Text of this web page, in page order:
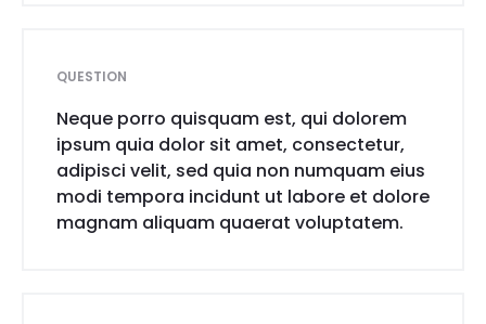
QUESTION
Neque porro quisquam est, qui dolorem
ipsum quia dolor sit amet, consectetur,
adipisci velit, sed quia non numquam eius
modi tempora incidunt ut labore et dolore
magnam aliquam quaerat voluptatem.